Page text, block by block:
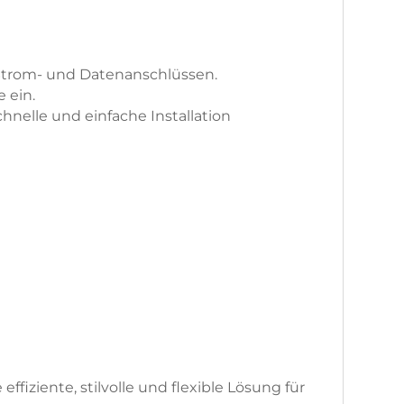
und Datenanschlüssen.
ein.
und einfache Installation
stilvolle und flexible Lösung für